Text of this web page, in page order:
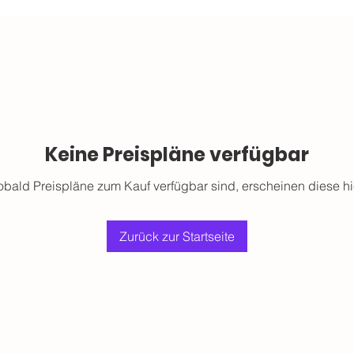
Keine Preispläne verfügbar
Preispläne zum Kauf verfügbar sind, erscheinen diese
Zurück zur Startseite